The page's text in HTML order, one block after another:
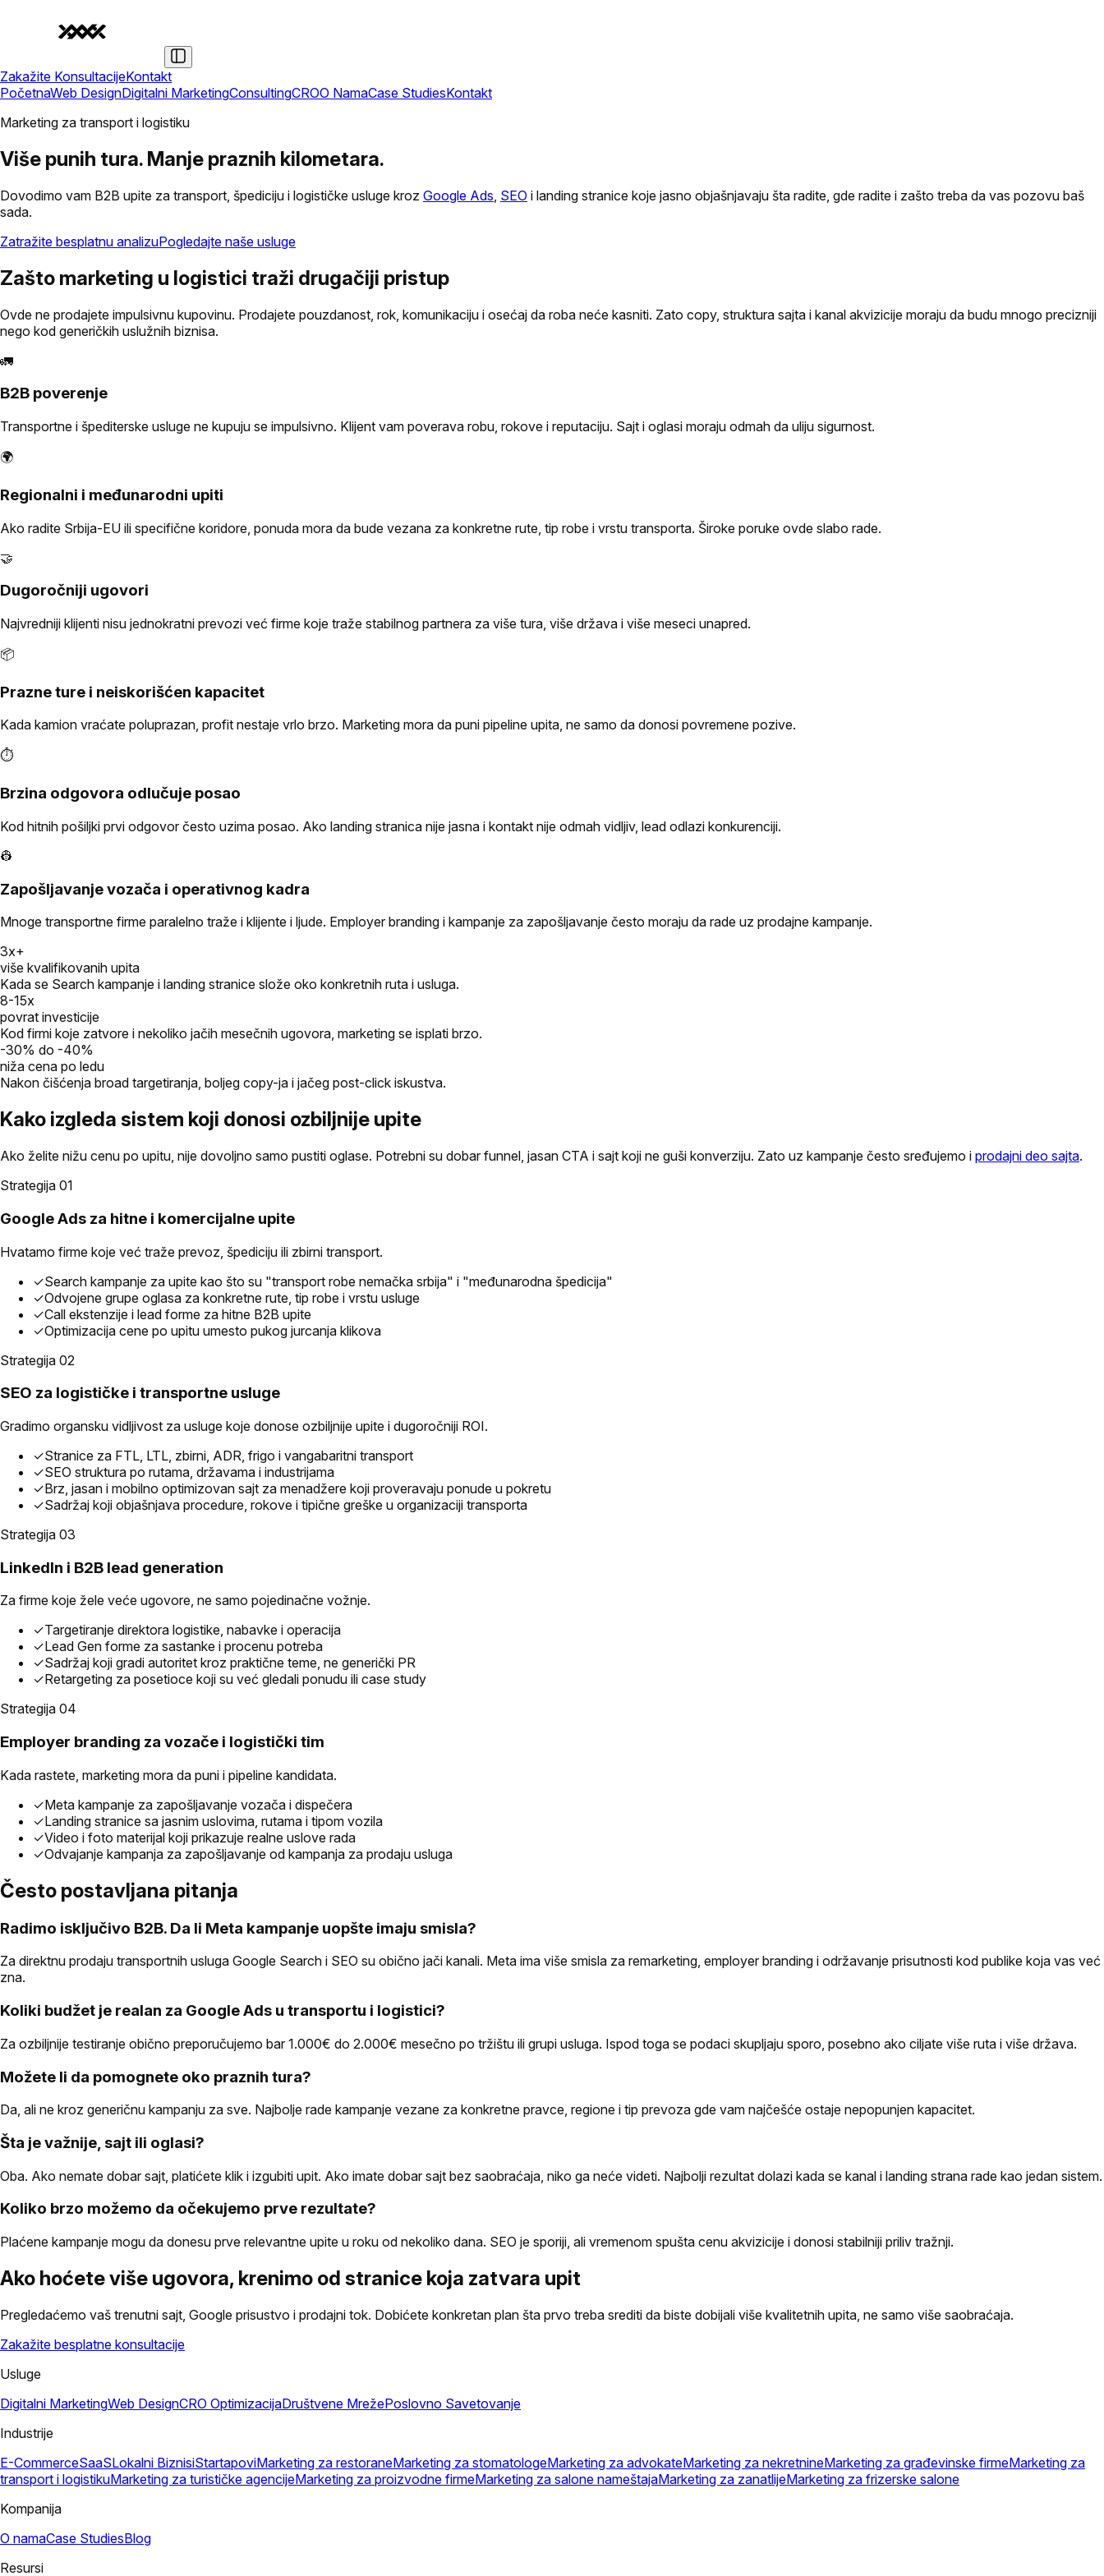
Zakažite KonsultacijeKontakt
PočetnaWeb DesignDigitalni MarketingConsultingCROO NamaCase StudiesKontakt
Marketing za transport i logistiku
Više punih tura. Manje praznih kilometara.
Dovodimo vam B2B upite za transport, špediciju i logističke usluge kroz Google Ads SEO i landing stranice koje jasno objašnjavaju šta radite, gde radite i zašto treba da vas pozovu baš
sada.
Zatražite besplatnu analizuPogledajte naše usluge
Zašto marketing u logistici traži drugačiji pristup
Ovde ne prodajete impulsivnu kupovinu. Prodajete pouzdanost, rok, komunikaciju i osećaj da roba neće kasniti. Zato copy, struktura sajta i kanal akvizicije moraju da budu mnogo precizniji
nego kod generičkih uslužnih biznisa.
🚛
B2B poverenje
Transportne i špediterske usluge ne kupuju se impulsivno. Klijent vam poverava robu, rokove i reputaciju. Sajt i oglasi moraju odmah da uliju sigurnost.
🌍
Regionalni i međunarodni upiti
Ako radite Srbija-EU ili specifične koridore, ponuda mora da bude vezana za konkretne rute, tip robe i vrstu transporta. Široke poruke ovde slabo rade.
🤝
Dugoročniji ugovori
Najvredniji klijenti nisu jednokratni prevozi već firme koje traže stabilnog partnera za više tura, više država i više meseci unapred.
📦
Prazne ture i neiskorišćen kapacitet
Kada kamion vraćate poluprazan, profit nestaje vrlo brzo. Marketing mora da puni pipeline upita, ne samo da donosi povremene pozive.
⏱️
Brzina odgovora odlučuje posao
Kod hitnih pošiljki prvi odgovor često uzima posao. Ako landing stranica nije jasna i kontakt nije odmah vidljiv, lead odlazi konkurenciji.
👷
Zapošljavanje vozača i operativnog kadra
Mnoge transportne firme paralelno traže i klijente i ljude. Employer branding i kampanje za zapošljavanje često moraju da rade uz prodajne kampanje.
3x+
više kvalifikovanih upita
Kada se Search kampanje i landing stranice slože oko konkretnih ruta i usluga.
8-15x
povrat investicije
Kod firmi koje zatvore i nekoliko jačih mesečnih ugovora, marketing se isplati brzo.
-30% do -40%
niža cena po ledu
Nakon čišćenja broad targetiranja, boljeg copy-ja i jačeg post-click iskustva.
Kako izgleda sistem koji donosi ozbiljnije upite
Ako želite nižu cenu po upitu, nije dovoljno samo pustiti oglase. Potrebni su dobar funnel, jasan CTA i sajt koji ne guši konverziju. Zato uz kampanje često sređujemo i prodajni deo sajta.
Strategija 01
Google Ads za hitne i komercijalne upite
Hvatamo firme koje već traže prevoz, špediciju ili zbirni transport.
✓Search kampanje za upite kao što su "transport robe nemačka srbija" i "međunarodna špedicija"
✓Odvojene grupe oglasa za konkretne rute, tip robe i vrstu usluge
✓Call ekstenzije i lead forme za hitne B2B upite
✓Optimizacija cene po upitu umesto pukog jurcanja klikova
Strategija 02
SEO za logističke i transportne usluge
Gradimo organsku vidljivost za usluge koje donose ozbiljnije upite i dugoročniji ROI.
✓Stranice za FTL, LTL, zbirni, ADR, frigo i vangabaritni transport
✓SEO struktura po rutama, državama i industrijama
✓Brz, jasan i mobilno optimizovan sajt za menadžere koji proveravaju ponude u pokretu
✓Sadržaj koji objašnjava procedure, rokove i tipične greške u organizaciji transporta
Strategija 03
LinkedIn i B2B lead generation
Za firme koje žele veće ugovore, ne samo pojedinačne vožnje.
✓Targetiranje direktora logistike, nabavke i operacija
✓Lead Gen forme za sastanke i procenu potreba
✓Sadržaj koji gradi autoritet kroz praktične teme, ne generički PR
✓Retargeting za posetioce koji su već gledali ponudu ili case study
Strategija 04
Employer branding za vozače i logistički tim
Kada rastete, marketing mora da puni i pipeline kandidata.
✓Meta kampanje za zapošljavanje vozača i dispečera
✓Landing stranice sa jasnim uslovima, rutama i tipom vozila
✓Video i foto materijal koji prikazuje realne uslove rada
✓Odvajanje kampanja za zapošljavanje od kampanja za prodaju usluga
Često postavljana pitanja
Radimo isključivo B2B. Da li Meta kampanje uopšte imaju smisla?
Za direktnu prodaju transportnih usluga Google Search i SEO su obično jači kanali. Meta ima više smisla za remarketing, employer branding i održavanje prisutnosti kod publike koja vas već
zna.
Koliki budžet je realan za Google Ads u transportu i logistici?
Za ozbiljnije testiranje obično preporučujemo bar 1.000€ do 2.000€ mesečno po tržištu ili grupi usluga. Ispod toga se podaci skupljaju sporo, posebno ako ciljate više ruta i više država.
Možete li da pomognete oko praznih tura?
Da, ali ne kroz generičnu kampanju za sve. Najbolje rade kampanje vezane za konkretne pravce, regione i tip prevoza gde vam najčešće ostaje nepopunjen kapacitet.
Šta je važnije, sajt ili oglasi?
Oba. Ako nemate dobar sajt, platićete klik i izgubiti upit. Ako imate dobar sajt bez saobraćaja, niko ga neće videti. Najbolji rezultat dolazi kada se kanal i landing strana rade kao jedan sistem.
Koliko brzo možemo da očekujemo prve rezultate?
Plaćene kampanje mogu da donesu prve relevantne upite u roku od nekoliko dana. SEO je sporiji, ali vremenom spušta cenu akvizicije i donosi stabilniji priliv tražnji.
Ako hoćete više ugovora, krenimo od stranice koja zatvara upit
Pregledaćemo vaš trenutni sajt, Google prisustvo i prodajni tok. Dobićete konkretan plan šta prvo treba srediti da biste dobijali više kvalitetnih upita, ne samo više saobraćaja.
Zakažite besplatne konsultacije
Usluge
Digitalni MarketingWeb DesignCRO OptimizacijaDruštvene MrežePoslovno Savetovanje
Industrije
E-CommerceSaaSLokalni BiznisiStartapoviMarketing za restoraneMarketing za stomatologeMarketing za advokateMarketing za nekretnineMarketing za građevinske firmeMarketing za
transport i logistikuMarketing za turističke agencijeMarketing za proizvodne firmeMarketing za salone nameštajaMarketing za zanatlijeMarketing za frizerske salone
Kompanija
O namaCase StudiesBlog
Resursi